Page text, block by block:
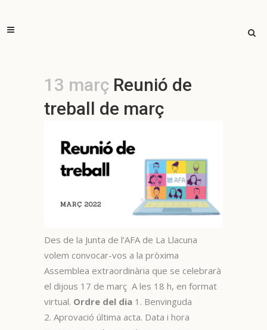
13 març Reunió de
treball de març
Des de la Junta de l’AFA de La Llacuna
volem convocar-vos a la pròxima
Assemblea extraordinària que se celebrarà
el dijous 17 de març A les 18 h, en format
virtual. Ordre del dia 1. Benvinguda
2. Aprovació última acta. Data i hora